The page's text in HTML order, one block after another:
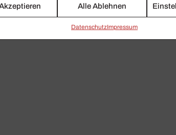
Alle Ablehnen
Daten­schutzImpressum